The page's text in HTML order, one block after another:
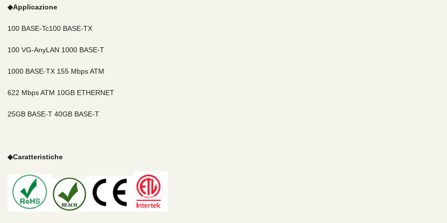
◆Applicazione
100 BASE-Tc100 BASE-TX
100 VG-AnyLAN 1000 BASE-T
1000 BASE-TX 155 Mbps ATM
622 Mbps ATM 10GB ETHERNET
25GB BASE-T 40GB BASE-T
◆Caratteristiche